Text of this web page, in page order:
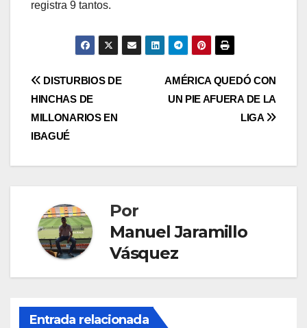
registra 9 tantos.
AMÉRICA QUEDÓ CON
UN PIE AFUERA DE LA
LIGA
DISTURBIOS DE
HINCHAS DE
MILLONARIOS EN
IBAGUÉ
Por
Manuel Jaramillo
Vásquez
Entrada relacionada